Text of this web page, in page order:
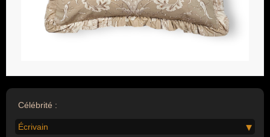
Célébrité :
Écrivain